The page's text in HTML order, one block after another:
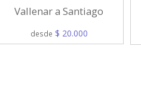
Vallenar a Santiago
desde $ 20.000